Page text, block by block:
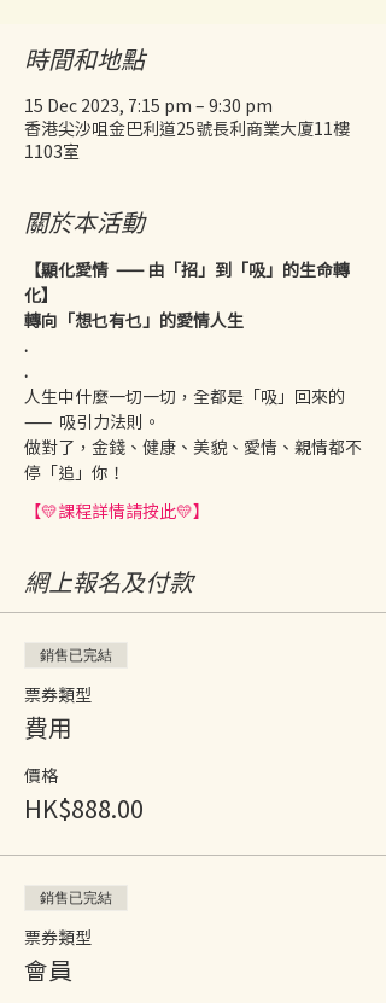
時間和地點
15 Dec 2023, 7:15 pm – 9:30 pm
香港尖沙咀金巴利道25號長利商業大廈11樓
1103室
關於本活動
【顯化愛情  —— 由「招」到「吸」的生命轉
化】
轉向「想乜有乜」的愛情人生
.
.
人生中什麼一切一切，全都是「吸」回來的
——  吸引力法則。
做對了，金錢、健康、美貌、愛情、親情都不
停「追」你！
【💛課程詳情請按此💛】
網上報名及付款
銷售已完結
票券類型
費用
價格
HK$888.00
銷售已完結
票券類型
會員